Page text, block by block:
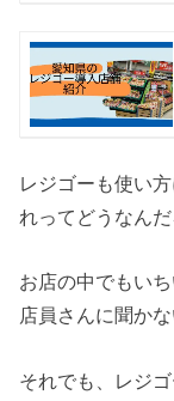
レジゴーも使い
れってどうなん
お店の中でもい
店員さんに聞か
それでも、レジ